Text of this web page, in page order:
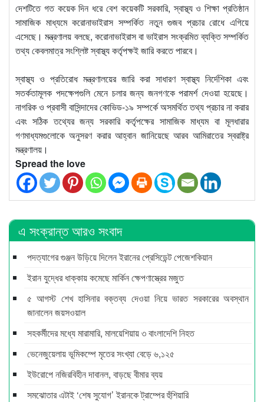
দেশটিতে গত কয়েক দিন ধরে বেশ কয়েকটি সরকারি, স্বাস্থ্য ও শিক্ষা প্রতিষ্ঠান
সামাজিক মাধ্যমে করোনাভাইরাস সম্পর্কিত নতুন গুজব প্রচার রোধে এগিয়ে
এসেছে। মন্ত্রণালয় বলছে, করোনাভাইরাস বা ভাইরাস সংক্রমিত ব্যক্তি সম্পর্কিত
তথ্য কেবলমাত্র সংশ্লিষ্ট স্বাস্থ্য কর্তৃপক্ষই জারি করতে পারবে।
স্বাস্থ্য ও প্রতিরোধ মন্ত্রণালয়ের জারি করা সাধারণ স্বাস্থ্য নির্দেশিকা এবং
সতর্কতামূলক পদক্ষেপগুলি মেনে চলার জন্য জনগণকে পরামর্শ দেওয়া হয়েছে।
নাগরিক ও প্রবাসী বাসিন্দাদের কোভিড-১৯ সম্পর্কে অসমর্থিত তথ্য প্রচার না করার
এবং সঠিক তথ্যের জন্য সরকারি কর্তৃপক্ষের সামাজিক মাধ্যম বা মূলধারার
গণমাধ্যমগুলোকে অনুসরণ করার আহ্বান জানিয়েছে আরব আমিরাতের স্বরাষ্ট্র
মন্ত্রণালয়।
Spread the love
এ সংক্রান্ত আরও সংবাদ
পদত্যাগের গুঞ্জন উড়িয়ে দিলেন ইরানের প্রেসিডেন্ট পেজেশকিয়ান
ইরান যুদ্ধের ধাক্কায় কমেছে মার্কিন ক্ষেপণাস্ত্রের মজুত
৫ আগস্ট শেখ হাসিনার বক্তব্য দেওয়া নিয়ে ভারত সরকারের অবস্থান
জানালেন জয়সওয়াল
সহকর্মীদের মধ্যে মারামারি, মালয়েশিয়ায় ৩ বাংলাদেশি নিহত
ভেনেজুয়েলায় ভূমিকম্পে মৃতের সংখ্যা বেড়ে ৬,১২৫
ইউরোপে নজিরবিহীন দাবানল, বাড়ছে বীমার ব্যয়
সমঝোতার এটাই ‘শেষ সুযোগ’ ইরানকে ট্রাম্পের হুঁশিয়ারি